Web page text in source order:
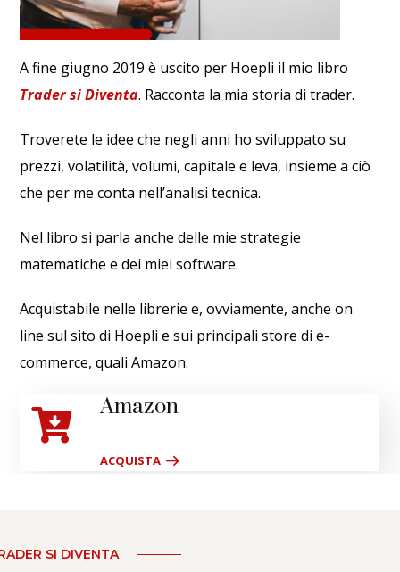
A fine giugno 2019 è uscito per Hoepli il mio libro
Trader si Diventa. Racconta la mia storia di trader.
Troverete le idee che negli anni ho sviluppato su
prezzi, volatilità, volumi, capitale e leva, insieme a ciò
che per me conta nell’analisi tecnica.
Nel libro si parla anche delle mie strategie
matematiche e dei miei software.
Acquistabile nelle librerie e, ovviamente, anche on
line sul sito di Hoepli e sui principali store di e-
commerce, quali Amazon.
Amazon
ACQUISTA
SI DIVENTA